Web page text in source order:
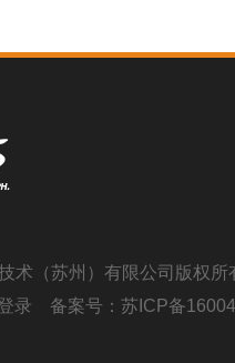
术（苏州）有限公司版权所
录 备案号： 苏ICP备